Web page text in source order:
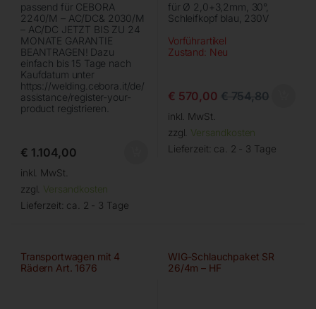
passend für CEBORA
2240/M – AC/DC& 2030/M
– AC/DC JETZT BIS ZU 24
MONATE GARANTIE
BEANTRAGEN! Dazu
einfach bis 15 Tage nach
Kaufdatum unter
https://welding.cebora.it/de/
assistance/register-your-
product registrieren.
€ 1.104,00
inkl. MwSt.
zzgl. Versandkosten
Lieferzeit: ca. 2 - 3 Tage
für Ø 2,0+3,2mm, 30°,
Schleifkopf blau, 230V
Vorführartikel
Zustand: Neu
€ 570,00 €754,80
inkl. MwSt.
zzgl. Versandkosten
Lieferzeit: ca. 2 - 3 Tage
Transportwagen mit 4
Rädern Art. 1676
WIG-Schlauchpaket SR
26/4m – HF